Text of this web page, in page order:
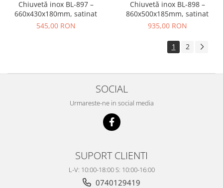
Chiuvetă inox BL-897 –
660x430x180mm, satinat
545,00 RON
Chiuvetă inox BL-898 –
860x500x185mm, satinat
935,00 RON
1 2
SOCIAL
Urmareste-ne in social media
SUPORT CLIENTI
L-V: 10:00-18:00 S: 10:00-16:00
0740129419